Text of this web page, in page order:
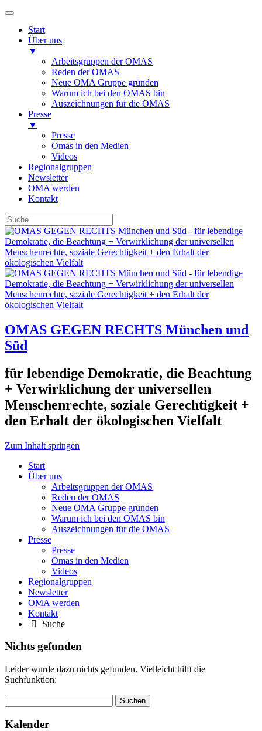
Start
Über uns
▼
Arbeitsgruppen der OMAS
Reden der OMAS
Neue OMA Gruppe gründen
Warum ich bei den OMAS bin
Auszeichnungen für die OMAS
Presse
▼
Presse
Omas in den Medien
Videos
Regionalgruppen
Newsletter
OMA werden
Kontakt
OMAS GEGEN RECHTS München und
Süd
für lebendige Demokratie, die Beachtung
+ Verwirklichung der universellen
Menschenrechte, soziale Gerechtigkeit +
den Erhalt der ökologischen Vielfalt
Zum Inhalt springen
Start
Über uns
Arbeitsgruppen der OMAS
Reden der OMAS
Neue OMA Gruppe gründen
Warum ich bei den OMAS bin
Auszeichnungen für die OMAS
Presse
Presse
Omas in den Medien
Videos
Regionalgruppen
Newsletter
OMA werden
Kontakt
Suche
Nichts gefunden
Leider wurde dazu nichts gefunden. Vielleicht hilft die
Suchfunktion:
nach:
Kalender